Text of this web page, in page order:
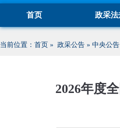
首页 政采法
当前位置： 首页 » 政采公告 » 中央公告
2026年度